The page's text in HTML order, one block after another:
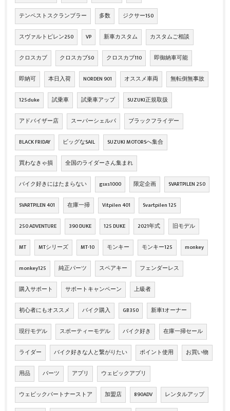
テンペストスクランブラー 多数 ジクサー150
スヴァルトピレン250 VP 新車カスタム カスタムご相談
クロスカブ クロスカブ50 クロスカブ110 即御納車可能
即納可 本日入荷 NORDEN 901 オススメ車両 無転倒無事故
125duke 試乗車 試乗車アップ SUZUKI正規取扱
アドバイザー店 スーパーシェルパ ブラックフライデー
BLACK FRIDAY ビッグなSAIL SUZUKI MOTORSへ集合
買わなきゃ損 全国のライダーさん集まれ
バイク好きにはたまらない gsxs1000 限定企画 SVARTPILEN 250
SVARTPILEN 401 在庫一掃 Vitpilen 401 Svartpilen 125
250 ADVENTURE 390 DUKE 125 DUKE 2021年式 旧モデル
MT MTシリーズ MT-10 モンキー モンキー125 monkey
monkey125 純正パーツ スペアキー フェンダーレス
購入サポート サポートキャンペーン 上級者
初心者にもオススメ バイク購入 GB350 新車1オーナー
現行モデル スポーティーモデル バイク好き 在庫一掃セール
ライダー バイク好きな人と繋がりたい ポイント使用 お買い物
用品 パーツ アプリ ウェビックアプリ
ウェビックパートナーストア 加盟店 890ADV レンタルアップ